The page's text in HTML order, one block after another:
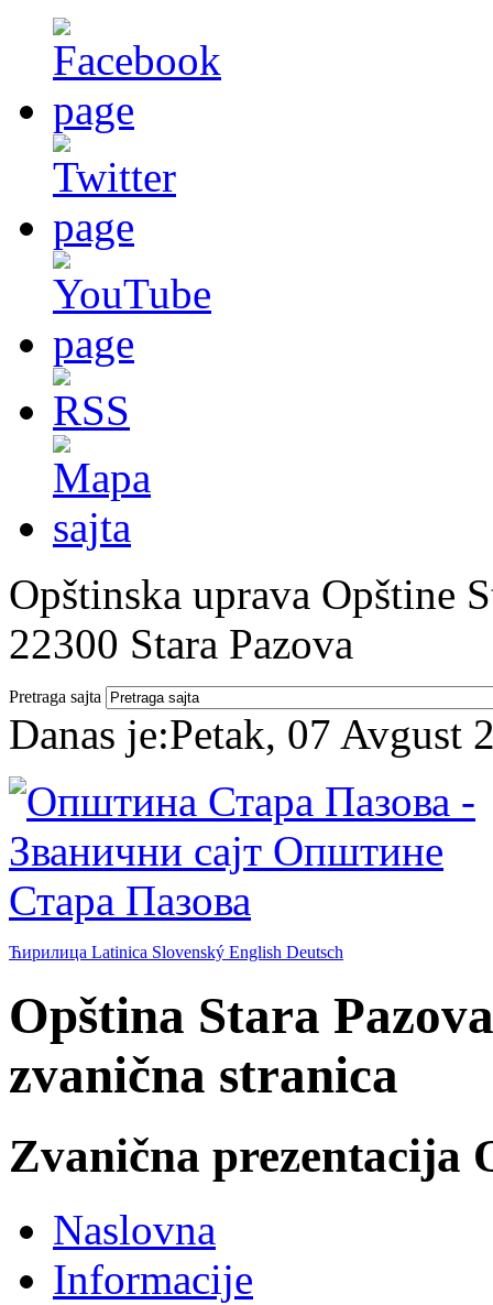
Opštinska uprava Opštine
22300 Stara Pazova
Pretraga sajta
Danas je:Petak, 07 Avgust
Ћирилица Latinica Slovenský English Deutsch
Opština Stara
zvanična stranica
Zvanična prezentacija
Naslovna
Informacije